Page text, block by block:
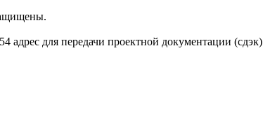
адрес для передачи проектной документации (сдэк)